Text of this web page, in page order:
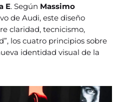
E. Según Massimo
de Audi, este diseño
claridad, tecnicismo,
los cuatro principios sobre
identidad visual de la